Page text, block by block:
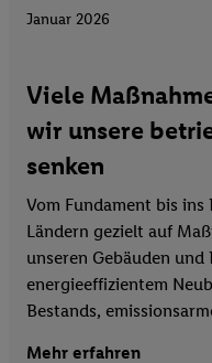
Januar 2026
Viele
wir unsere
senken
Vom Fundament bis
Ländern gezielt auf
unseren Gebäuden und
energieeffizientem
Bestands,
Mehr erfahren